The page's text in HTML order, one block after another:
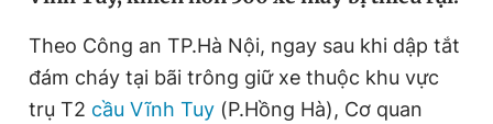
Sản phẩm khác
Tiện ích Bạn cần biết
Theo Công an TP.Hà Nội, ngay sau khi dập tắt
đám cháy tại bãi trông giữ xe thuộc khu vực
trụ T2 cầu Vĩnh Tuy (P.Hồng Hà), Cơ quan